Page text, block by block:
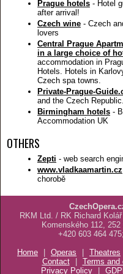
Prague hotels - Hotel
after arrival!
Czech wine - Czech
lovers
Central Prague
in a large choice of
accommodation in
Hotels. Hotels in
Czech spa towns.
Private-Prague-
and the Czech
Birmingham hotels -
Accommodation UK
OTHERS
Zepti - web search
www.vladkaamartin.cz
chorobě
RKM Ltd. / RK Richard
Komenského 112,
+420 603 464 475;
Home
| Operas | Theatres
Contact
| Terms and
Privacy Policy
|